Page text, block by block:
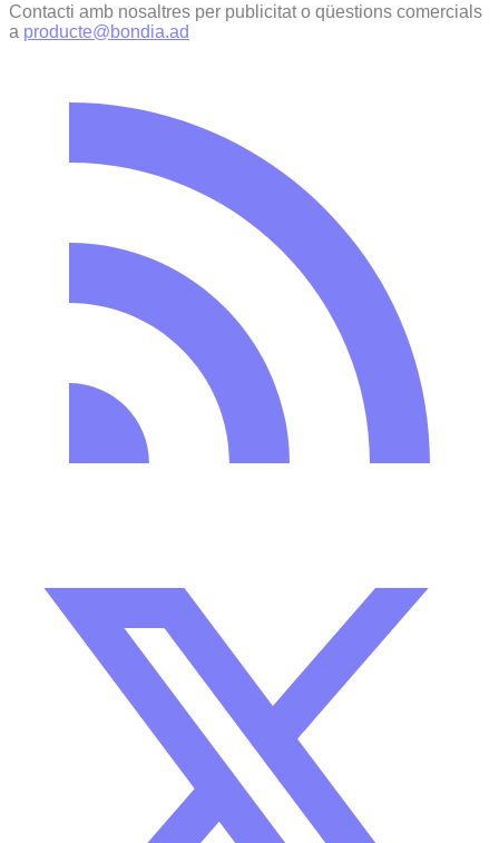
Contacti amb nosaltres per publicitat o qüestions comercials
a producte@bondia.ad